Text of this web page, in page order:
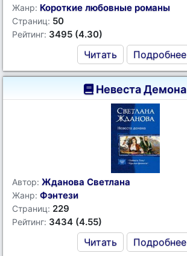
Жанр: Короткие любовные романы
Страниц: 50
Рейтинг: 3495 (4.30)
Читать Подробнее
Невеста Демона
Автор: Жданова Светлана
Жанр: Фэнтези
Страниц: 229
Рейтинг: 3434 (4.55)
Читать Подробнее